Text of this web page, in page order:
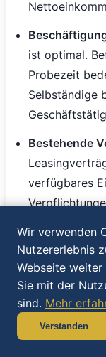
ist optimal.
Probezeit
Selbständige
Bestehende
verfügbares
(zeigt
und neutral.
kritisch
Wir verwenden
Nutzererlebnis
Webseite
Sie mit der
sind. Mehr
Verstanden